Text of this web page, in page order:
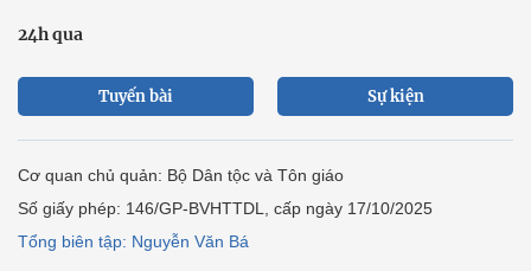
24h qua
Tuyến bài Sự kiện
Cơ quan chủ quản: Bộ Dân tộc và Tôn giáo
Số giấy phép: 146/GP-BVHTTDL, cấp ngày 17/10/2025
Tổng biên tập: Nguyễn Văn Bá